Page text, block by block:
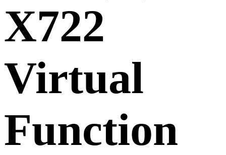
X722
Virtual
Function